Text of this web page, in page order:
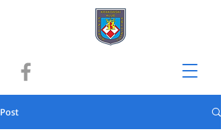
Post